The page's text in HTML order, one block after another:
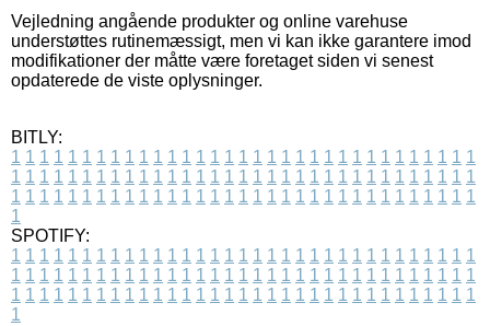
Vejledning angående produkter og online varehuse
understøttes rutinemæssigt, men vi kan ikke garantere imod
modifikationer der måtte være foretaget siden vi senest
opdaterede de viste oplysninger.
BITLY:
1 1 1 1 1 1 1 1 1 1 1 1 1 1 1 1 1 1 1 1 1 1 1 1 1 1 1 1 1 1 1 1 1
1 1 1 1 1 1 1 1 1 1 1 1 1 1 1 1 1 1 1 1 1 1 1 1 1 1 1 1 1 1 1 1 1
1 1 1 1 1 1 1 1 1 1 1 1 1 1 1 1 1 1 1 1 1 1 1 1 1 1 1 1 1 1 1 1 1
1
SPOTIFY:
1 1 1 1 1 1 1 1 1 1 1 1 1 1 1 1 1 1 1 1 1 1 1 1 1 1 1 1 1 1 1 1 1
1 1 1 1 1 1 1 1 1 1 1 1 1 1 1 1 1 1 1 1 1 1 1 1 1 1 1 1 1 1 1 1 1
1 1 1 1 1 1 1 1 1 1 1 1 1 1 1 1 1 1 1 1 1 1 1 1 1 1 1 1 1 1 1 1 1
1